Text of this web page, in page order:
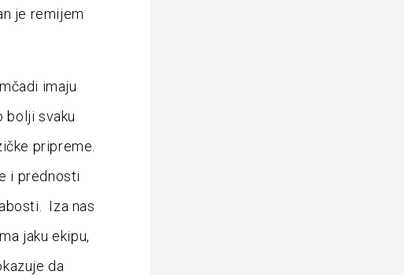
je remijem
imaju
bolji svaku
pripreme.
i prednosti
Iza nas
jaku ekipu,
da